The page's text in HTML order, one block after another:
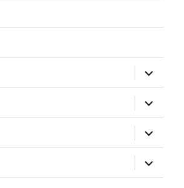
anzeigen
anzeigen
anzeigen
anzeigen